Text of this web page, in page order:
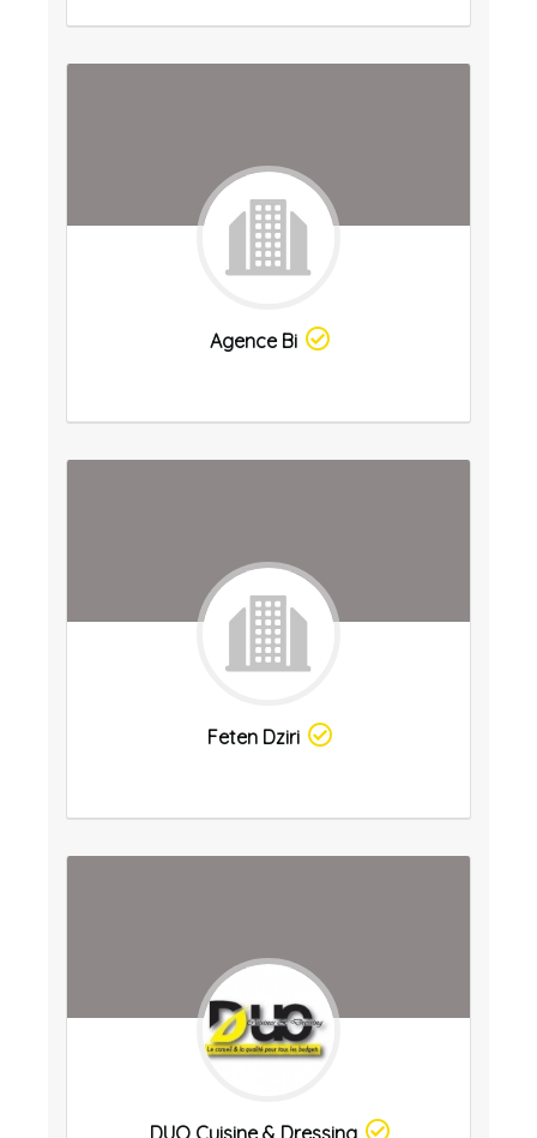
Agence Bi
Feten Dziri